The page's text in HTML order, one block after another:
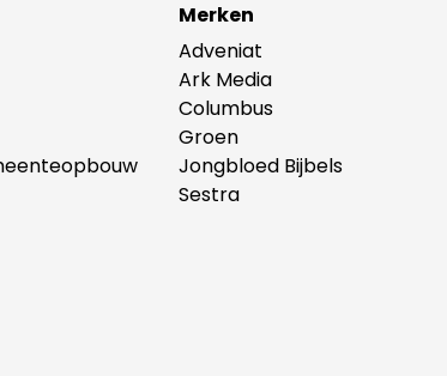
Merken
Adveniat
Ark Media
Columbus
Groen
Jongbloed Bijbels
Sestra